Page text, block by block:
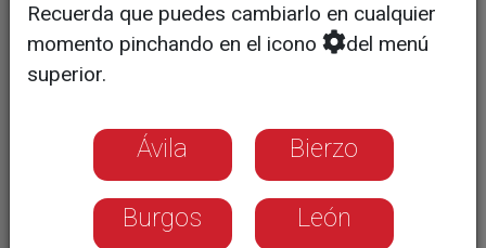
Recuerda que puedes cambiarlo en cualquier
momento pinchando en el icono
del menú
superior.
Ávila Bierzo
Burgos León